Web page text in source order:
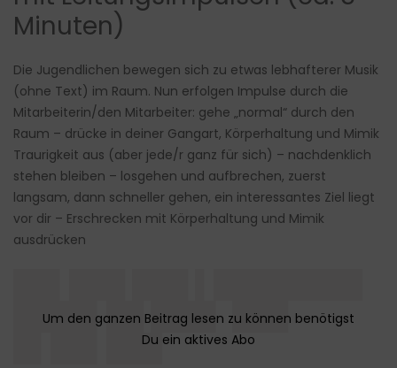
Minuten)
Die Jugendlichen bewegen sich zu etwas lebhafterer Musik
(ohne Text) im Raum. Nun erfolgen Impulse durch die
Mitarbeiterin/den Mitarbeiter: gehe „normal“ durch den
Raum – drücke in deiner Gangart, Körperhaltung und Mimik
Traurigkeit aus (aber jede/r ganz für sich) – nachdenklich
stehen bleiben – losgehen und aufbrechen, zuerst
langsam, dann schneller gehen, ein interessantes Ziel liegt
vor dir – Erschrecken mit Körperhaltung und Mimik
ausdrücken
████▌██ ███▌ ███
█▌██▌███